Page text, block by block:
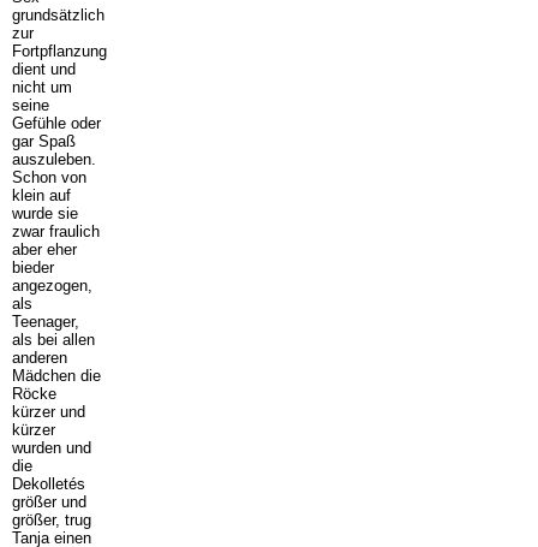
grundsätzlich
zur
Fortpflanzung
dient und
nicht um
seine
Gefühle oder
gar Spaß
auszuleben.
Schon von
klein auf
wurde sie
zwar fraulich
aber eher
bieder
angezogen,
als
Teenager,
als bei allen
anderen
Mädchen die
Röcke
kürzer und
kürzer
wurden und
die
Dekolletés
größer und
größer, trug
Tanja einen